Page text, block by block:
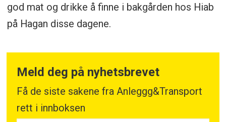
god mat og drikke å finne i bakgården hos Hiab
på Hagan disse dagene.
Meld deg på nyhetsbrevet
Få de siste sakene fra Anleggg&Transport
rett i innboksen